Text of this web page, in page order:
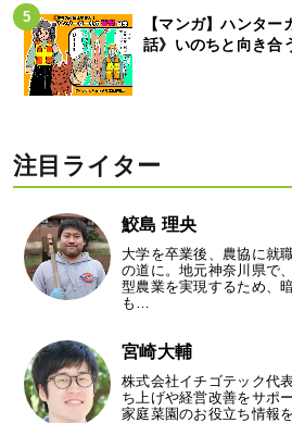
【マンガ】ハンタ
話》いのちと向き合
注目ライター
鮫島 理央
大学を卒業後、農協に就
の道に。地元神奈川県で
型農業を実現するため、
も…
宮崎大輔
株式会社イチゴテック代
ち上げや経営改善をサポ
家庭菜園のお役立ち情報